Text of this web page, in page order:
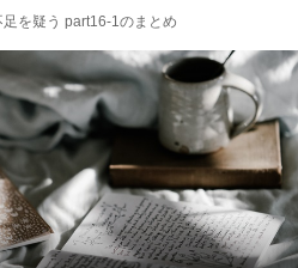
足を疑う part16-1のまとめ